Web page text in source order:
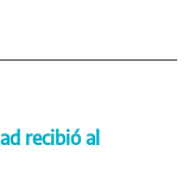
recibió al